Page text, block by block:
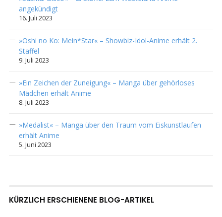
angekündigt
16. Juli 2023
»Oshi no Ko: Mein*Star« – Showbiz-Idol-Anime erhält 2.
Staffel
9. Juli 2023
»Ein Zeichen der Zuneigung« – Manga über gehörloses
Mädchen erhält Anime
8. Juli 2023
»Medalist« – Manga über den Traum vom Eiskunstlaufen
erhält Anime
5. Juni 2023
KÜRZLICH ERSCHIENENE BLOG-ARTIKEL